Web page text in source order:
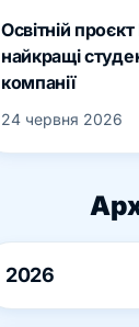
Освітній
найкращі
компанії
24 червня 2026
2026